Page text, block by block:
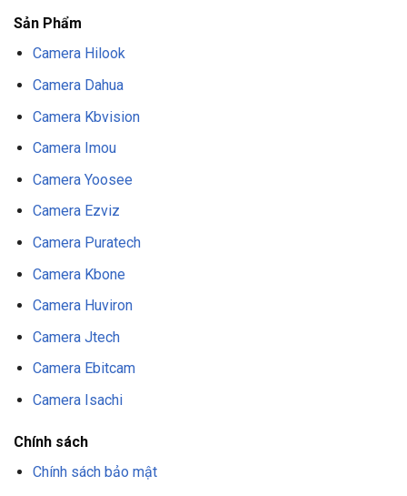
Sản Phẩm
Camera Hilook
Camera Dahua
Camera Kbvision
Camera Imou
Camera Yoosee
Camera Ezviz
Camera Puratech
Camera Kbone
Camera Huviron
Camera Jtech
Camera Ebitcam
Camera Isachi
Chính sách
Chính sách bảo mật